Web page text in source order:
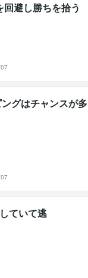
避し勝ちを拾う
グはチャンスが多
ていて逃